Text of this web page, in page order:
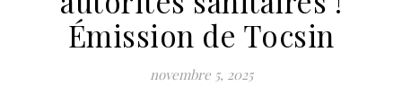
Émission de Tocsin
novembre 5, 2025